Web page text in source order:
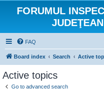
FORUMUL
FAQ
Board index Search Active
Active topics
Go to advanced search